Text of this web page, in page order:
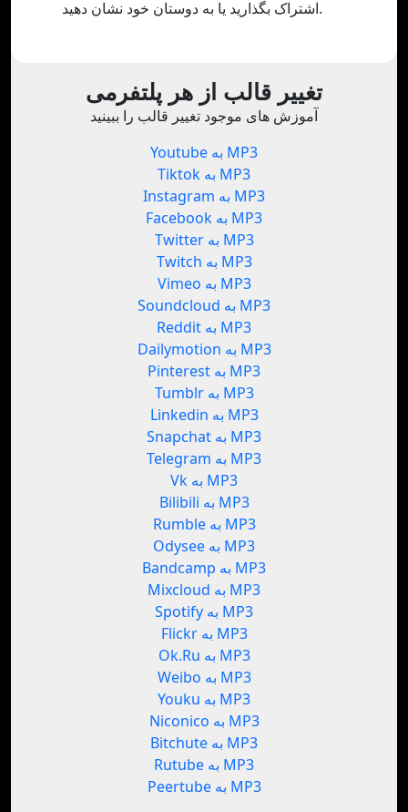
اشتراک بگذارید یا به دوستان خود نشان دهید.
تغییر قالب از هر پلتفرمی
آموزش های موجود تغییر قالب را ببینید
Youtube به MP3
Tiktok به MP3
Instagram به MP3
Facebook به MP3
Twitter به MP3
Twitch به MP3
Vimeo به MP3
Soundcloud به MP3
Reddit به MP3
Dailymotion به MP3
Pinterest به MP3
Tumblr به MP3
Linkedin به MP3
Snapchat به MP3
Telegram به MP3
Vk به MP3
Bilibili به MP3
Rumble به MP3
Odysee به MP3
Bandcamp به MP3
Mixcloud به MP3
Spotify به MP3
Flickr به MP3
Ok.Ru به MP3
Weibo به MP3
Youku به MP3
Niconico به MP3
Bitchute به MP3
Rutube به MP3
Peertube به MP3